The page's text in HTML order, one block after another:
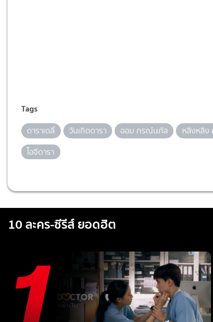
Tags
ดาราเดลี่ วันเกิดดารา ออม กรณ์นภัส หลิงหลิง
ไอจีดารา
10 ละคร-ซีรีส์ ยอดฮิต